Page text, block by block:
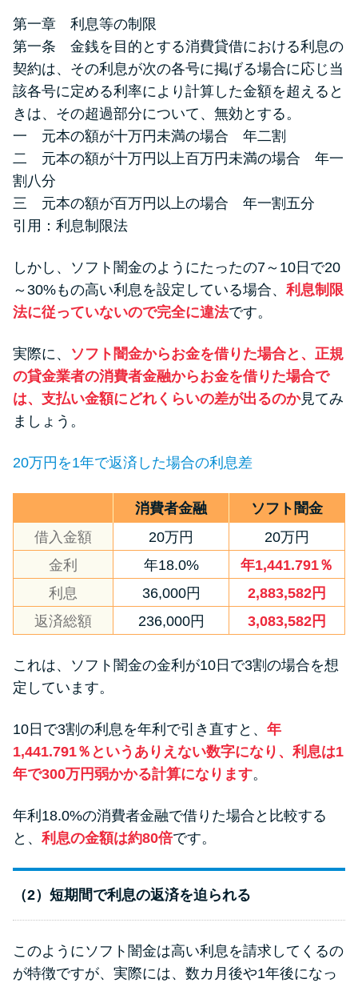
第一章 利息等の制限
第一条 金銭を目的とする消費貸借における利息の
契約は、その利息が次の各号に掲げる場合に応じ当
該各号に定める利率により計算した金額を超えると
きは、その超過部分について、無効とする。
一 元本の額が十万円未満の場合 年二割
二 元本の額が十万円以上百万円未満の場合 年一
割八分
三 元本の額が百万円以上の場合 年一割五分
引用： 利息制限法
しかし、ソフト闇金のようにたったの7～10日で20
～30%もの高い利息を設定している場合、 利息制限
法に従っていないので完全に違法です。
実際に、 ソフト闇金からお金を借りた場合と、正規
の貸金業者の消費者金融からお金を借りた場合で
は、支払い金額にどれくらいの差が出るのか見てみ
ましょう。
20万円を1年で返済した場合の利息差
消費者金融
ソフト闇金
借入金額
20万円
20万円
金利
年18.0%
年1,441.791％
利息
36,000円
2,883,582円
返済総額
236,000円 3,083,582円
これは、ソフト闇金の金利が10日で3割の場合を想
定しています。
10日で3割の利息を年利で引き直すと、 年
1,441.791％というありえない数字になり、利息は1
年で300万円弱かかる計算になります。
年利18.0%の消費者金融で借りた場合と比較する
と、 利息の金額は約80倍です。
（2）短期間で利息の返済を迫られる
このようにソフト闇金は高い利息を請求してくるの
が特徴ですが、実際には、数カ月後や1年後になっ